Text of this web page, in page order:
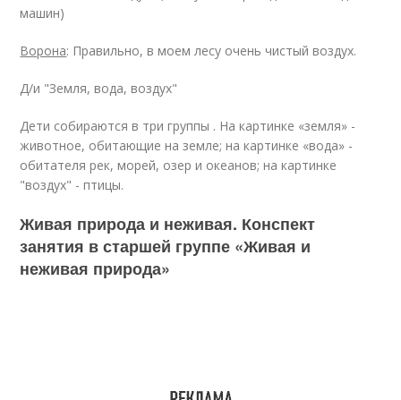
машин)
Ворона: Правильно, в моем лесу очень чистый воздух.
Д/и "Земля, вода, воздух"
Дети собираются в три группы . На картинке «земля» -
животное, обитающие на земле; на картинке «вода» -
обитателя рек, морей, озер и океанов; на картинке
"воздух" - птицы.
Живая природа и неживая. Конспект
занятия в старшей группе «Живая и
неживая природа»